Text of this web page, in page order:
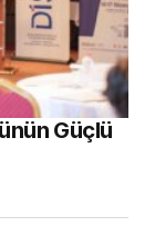
Güçlü